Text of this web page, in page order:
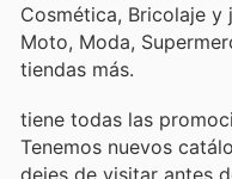
Cosmética, Bricolaje y
Moto, Moda,
tiendas más.
tiene todas las
Tenemos nuevos
dejes de visitar antes